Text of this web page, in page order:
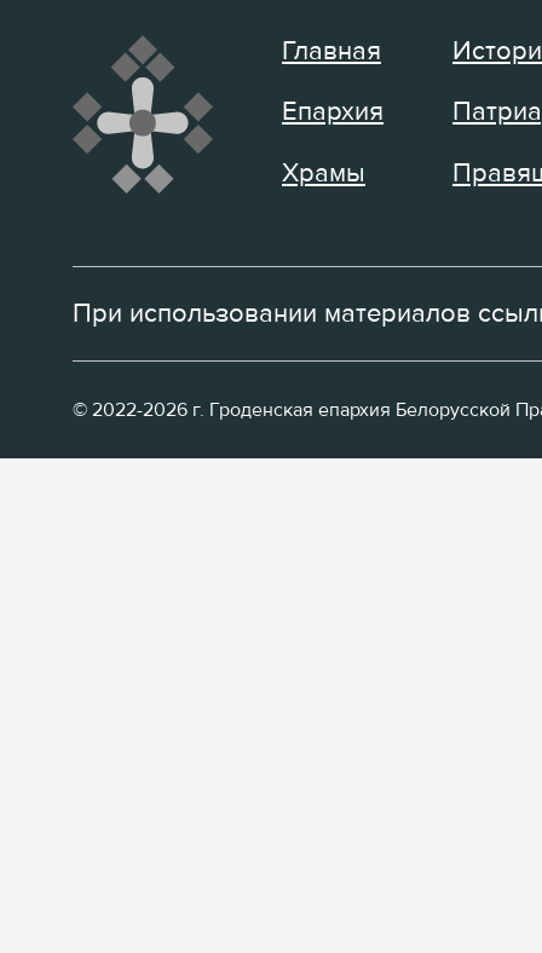
Главная
Епархия
Храмы
При использовании материалов
© 2022-2026 г. Гроденская епархия Белорусской